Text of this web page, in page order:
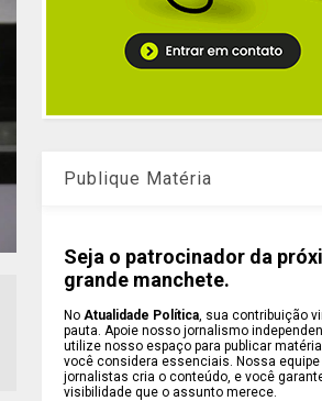
Publique Matéria
Seja o patrocinador da
grande manchete.
NoAtualidade Política, sua contribuição
pauta. Apoie nosso jornalismo
utilize nosso espaço para publicar
você considera essenciais. Nossa equipe
jornalistas cria o conteúdo, e você
visibilidade que o assunto merece.